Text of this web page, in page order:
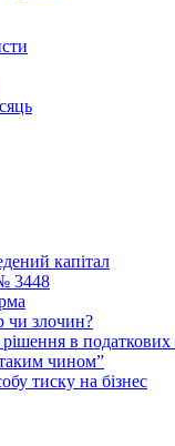
капітал
3448
чи злочин?
в податкових
чином”
тиску на бізнес